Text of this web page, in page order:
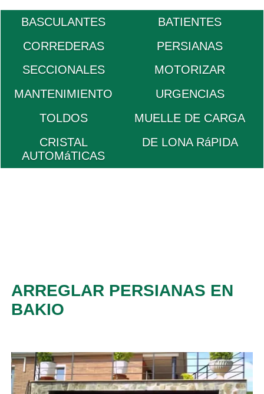
BASCULANTES
BATIENTES
CORREDERAS
PERSIANAS
SECCIONALES
MOTORIZAR
MANTENIMIENTO
URGENCIAS
TOLDOS
MUELLE DE CARGA
CRISTAL
AUTOMáTICAS
DE LONA RáPIDA
ARREGLAR PERSIANAS EN
BAKIO